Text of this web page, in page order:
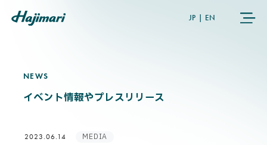
JP EN
COMPANY
NEWS
NEWS
イベント情報やプレスリリース
2023.06.14 MEDIA